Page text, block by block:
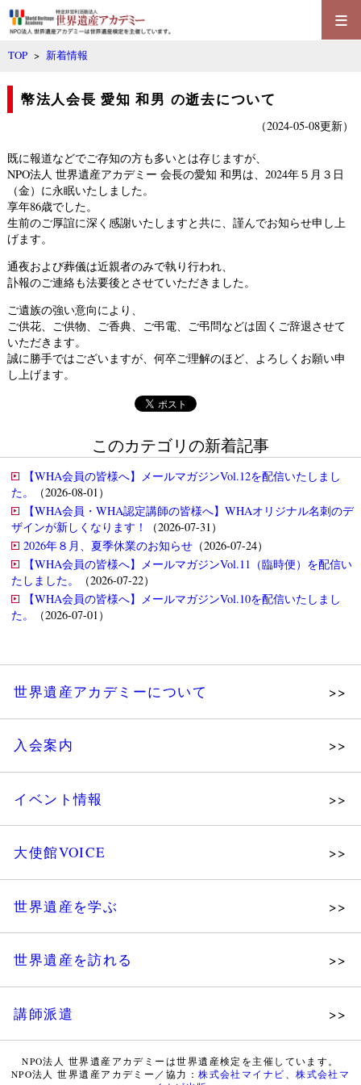
≡
TOP > 新着情報
幣法人会長 愛知 和男 の逝去について
（2024-05-08更新）
既に報道などでご存知の方も多いとは存じますが、
NPO法人 世界遺産アカデミー 会長の愛知 和男は、2024年５月３日
（金）に永眠いたしました。
享年86歳でした。
生前のご厚誼に深く感謝いたしますと共に、謹んでお知らせ申し上
げます。
通夜および葬儀は近親者のみで執り行われ、
訃報のご連絡も法要後とさせていただきました。
ご遺族の強い意向により、
ご供花、ご供物、ご香典、ご弔電、ご弔問などは固くご辞退させて
いただきます。
誠に勝手ではございますが、何卒ご理解のほど、よろしくお願い申
し上げます。
このカテゴリの新着記事
【WHA会員の皆様へ】メールマガジンVol.12を配信いたしまし
た。
（2026-08-01）
【WHA会員・WHA認定講師の皆様へ】WHAオリジナル名刺のデ
ザインが新しくなります！
（2026-07-31）
2026年８月、夏季休業のお知らせ（2026-07-24）
【WHA会員の皆様へ】メールマガジンVol.11（臨時便）を配信い
たしました。
（2026-07-22）
【WHA会員の皆様へ】メールマガジンVol.10を配信いたしまし
た。
（2026-07-01）
世界遺産アカデミーについて
組織図・役員
法人会員・協賛団体／公認団体
入会案内
イベント情報
ツアー情報
大使館VOICE
世界遺産を学ぶ
世界遺産検定 公式HP
世界遺産を訪れる
講師派遣
WHA認定講師について
NPO法人 世界遺産アカデミーは世界遺産検定を主催しています。
NPO法人 世界遺産アカデミー／協力：株式会社マイナビ 、株式会社マ